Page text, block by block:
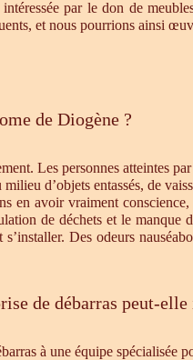
par le don de
et nous pourrions ainsi
de Diogène ?
Les personnes atteintes
d’objets entassés, de
en avoir vraiment
de déchets et le manque
Des odeurs
de débarras peut-
à une équipe spécialisée